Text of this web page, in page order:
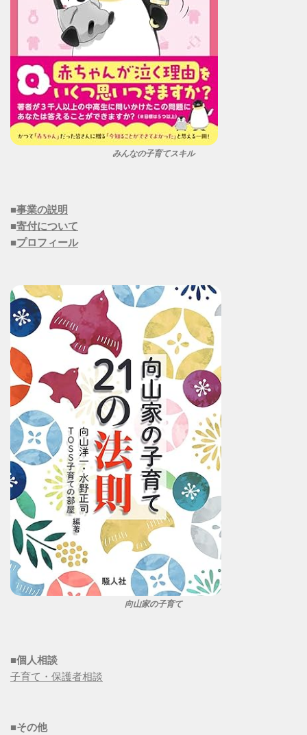
みんなの子育てスキル
■事業の説明
■寄付について
■プロフィール
向山家の子育て
■個人相談
子育て・保護者相談
■その他